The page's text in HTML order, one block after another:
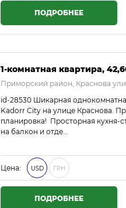
ПОДРОБНЕЕ
1-комнатная квартира,
Приморский район, Краснова
id-28530 Шикарная
Kadorr City на улице Краснова.
планировка! Просторная кухня-
на балкон и отде…
Цена: USD ГРН
ПОДРОБНЕЕ